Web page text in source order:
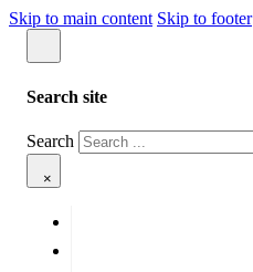
Skip to main content Skip to footer
Search site
Search
×